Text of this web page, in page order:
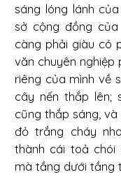
sáng lóng lánh
sở cộng đồng
càng phải giàu có
văn chuyên nghiệp
riêng của mình về
cây nến thắp lên;
cũng thắp sáng,
đỏ trắng cháy
thành cái toả chói
mà tầng dưới tầng